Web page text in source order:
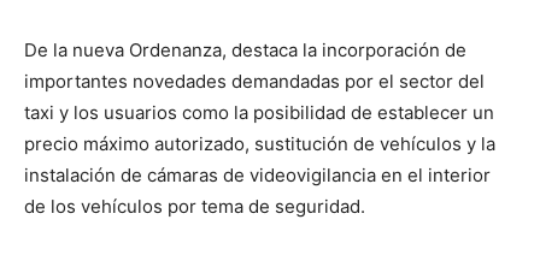
De la nueva Ordenanza, destaca la incorporación de
importantes novedades demandadas por el sector del
taxi y los usuarios como la posibilidad de establecer un
precio máximo autorizado, sustitución de vehículos y la
instalación de cámaras de videovigilancia en el interior
de los vehículos por tema de seguridad.